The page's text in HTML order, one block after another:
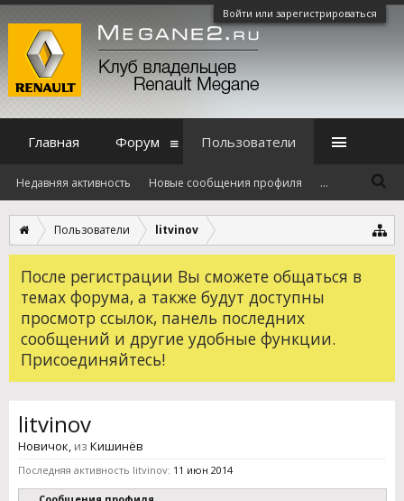
Войти или зарегистрироваться
Пользователи litvinov
После регистрации Вы сможете общаться в
темах форума, а также будут доступны
просмотр ссылок, панель последних
сообщений и другие удобные функции.
Присоединяйтесь!
litvinov
Новичок, из Кишинёв
Последняя активность litvinov: 11 июн 2014
Главная Форум Пользователи
Недавняя активность Новые сообщения профиля ...